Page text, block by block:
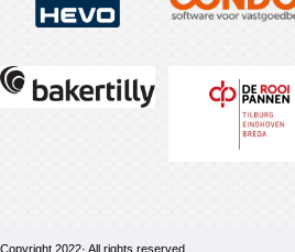
Copyright 2022· All rights reserved